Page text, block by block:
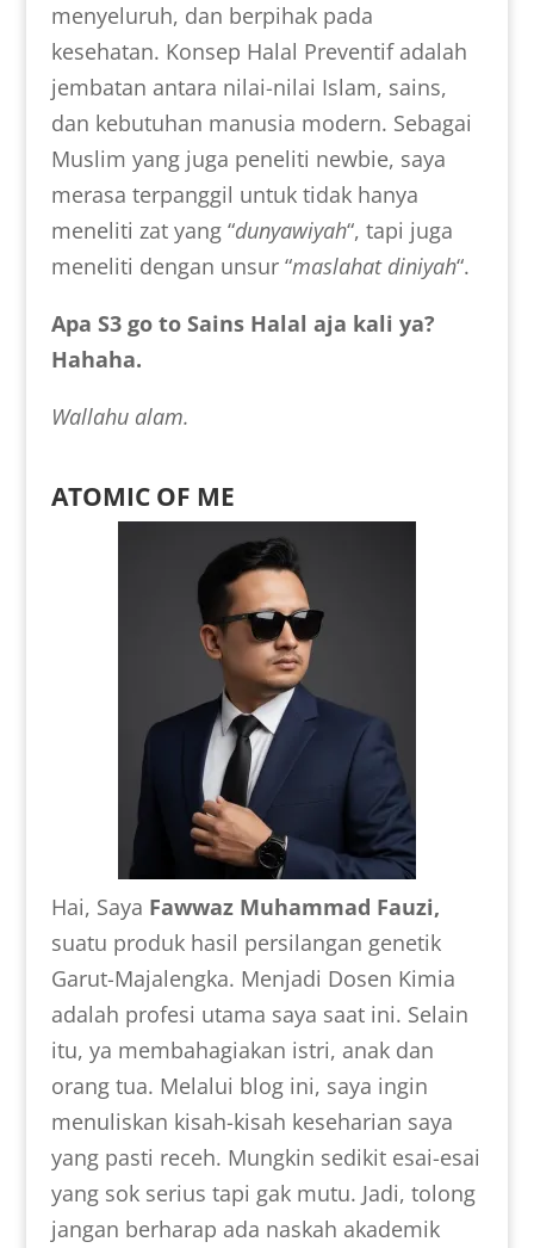
menyeluruh, dan berpihak pada
kesehatan. Konsep Halal Preventif adalah
jembatan antara nilai-nilai Islam, sains,
dan kebutuhan manusia modern. Sebagai
Muslim yang juga peneliti newbie, saya
merasa terpanggil untuk tidak hanya
meneliti zat yang “dunyawiyah“, tapi juga
meneliti dengan unsur “maslahat diniyah“.
Apa S3 go to Sains Halal aja kali ya?
Hahaha.
Wallahu alam.
ATOMIC OF ME
Hai, Saya Fawwaz Muhammad Fauzi,
suatu produk hasil persilangan genetik
Garut-Majalengka. Menjadi Dosen Kimia
adalah profesi utama saya saat ini. Selain
itu, ya membahagiakan istri, anak dan
orang tua. Melalui blog ini, saya ingin
menuliskan kisah-kisah keseharian saya
yang pasti receh. Mungkin sedikit esai-esai
yang sok serius tapi gak mutu. Jadi, tolong
jangan berharap ada naskah akademik